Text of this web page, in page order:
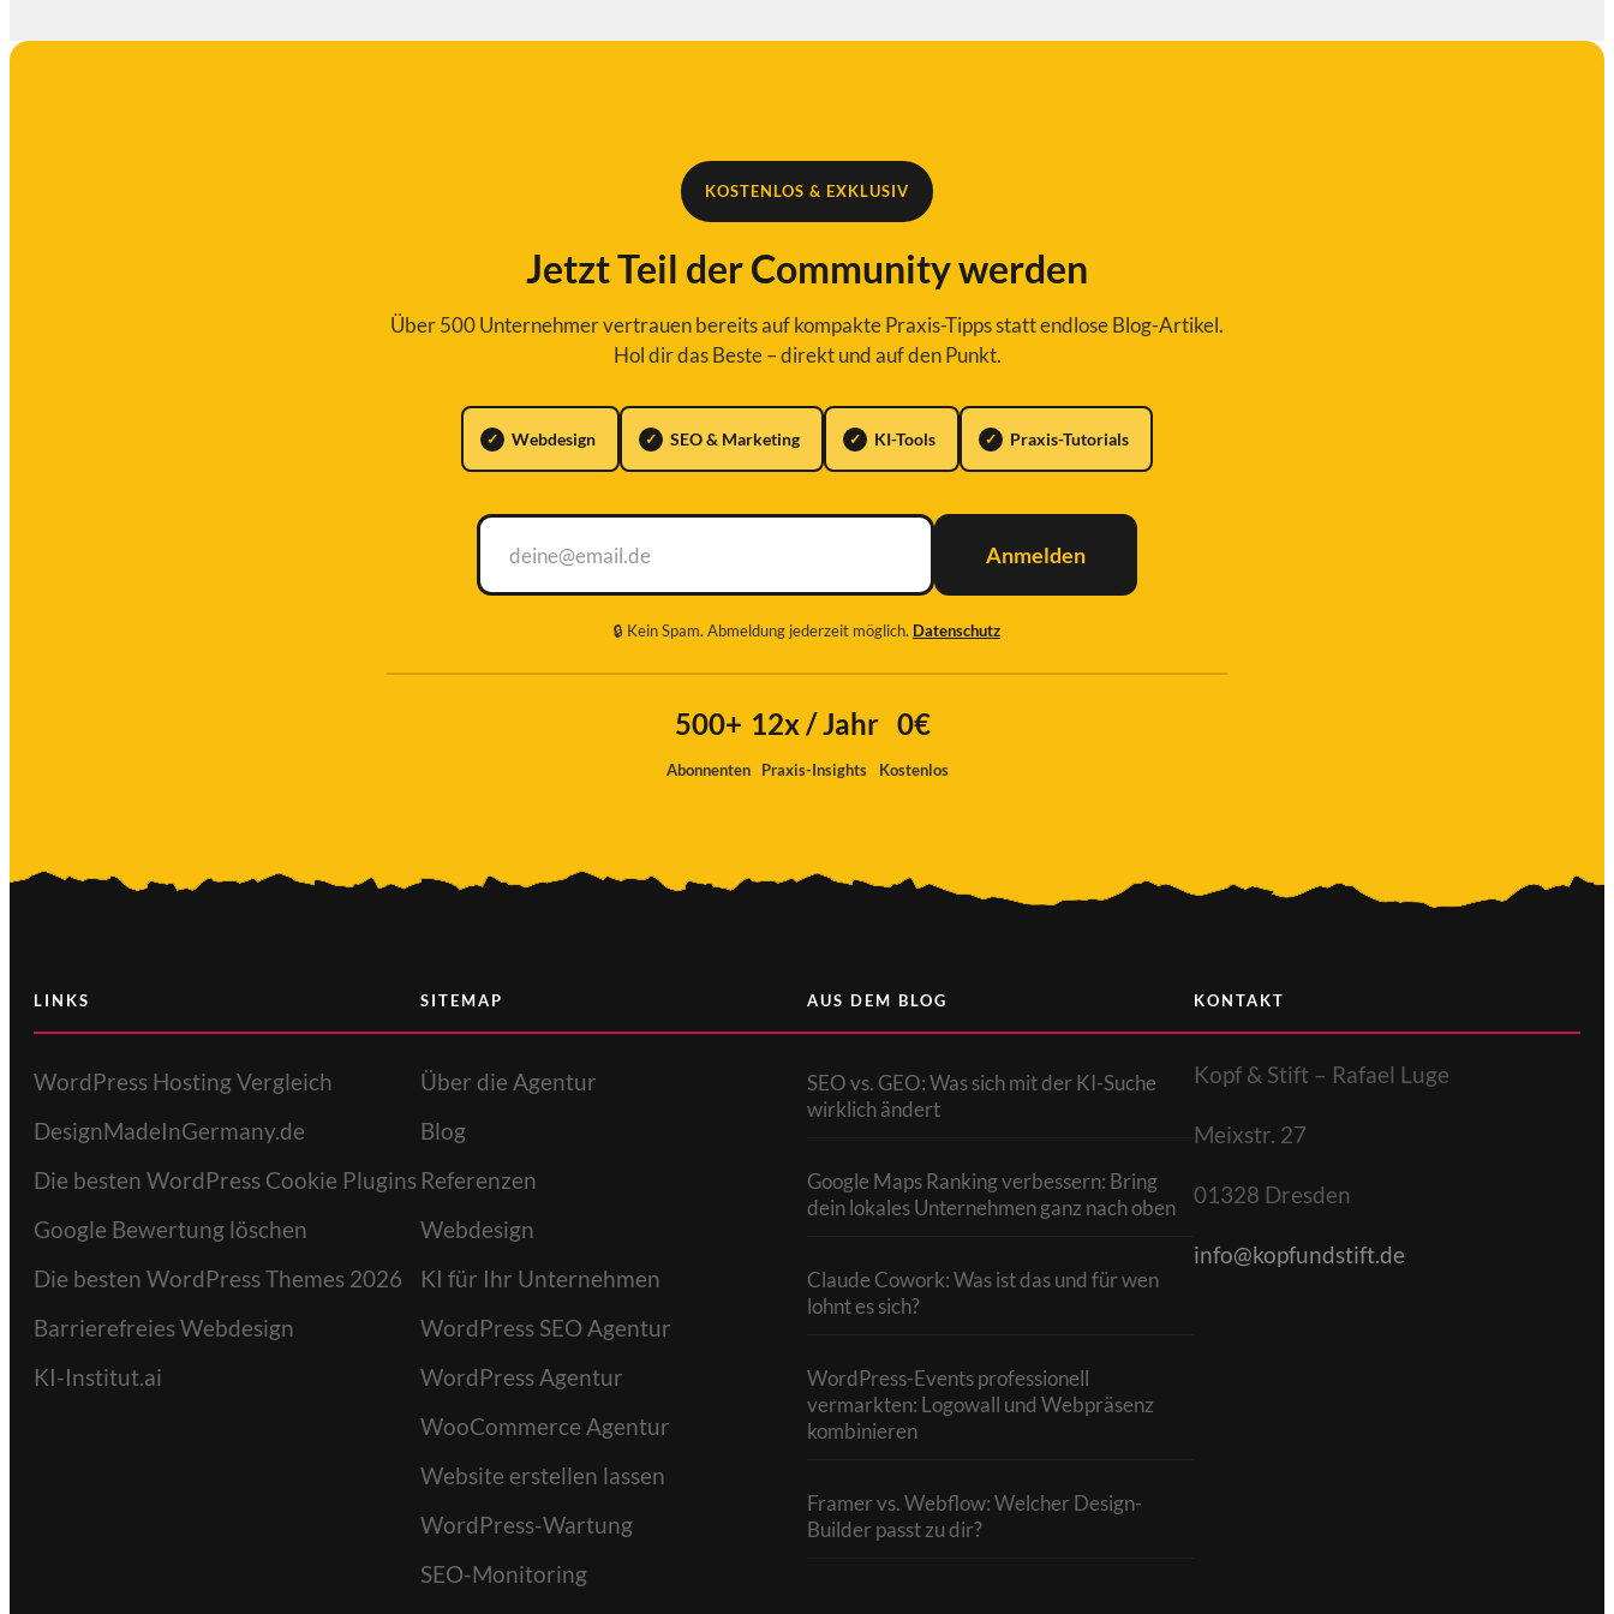
KOSTENLOS & EXKLUSIV
Jetzt Teil der Community werden
Über 500 Unternehmer vertrauen bereits auf kompakte Praxis-Tipps statt endlose Blog-Artikel.
Hol dir das Beste – direkt und auf den Punkt.
Webdesign SEO & Marketing KI-Tools Praxis-Tutorials
Anmelden
Ich
🔒 Kein Spam. Abmeldung jederzeit möglich. Datenschutz
500+
Abonnenten
12x / Jahr
Praxis-Insights
0€
Kostenlos
LINKS
WordPress Hosting Vergleich
DesignMadeInGermany.de
Die besten WordPress Cookie Plugins
Google Bewertung löschen
Die besten WordPress Themes 2026
Barrierefreies Webdesign
KI-Institut.ai
SITEMAP
Über die Agentur
Blog
Referenzen
Webdesign
KI für Ihr Unternehmen
WordPress SEO Agentur
WordPress Agentur
WooCommerce Agentur
Website erstellen lassen
WordPress-Wartung
SEO-Monitoring
AUS DEM BLOG
SEO vs. GEO: Was sich mit der KI-Suche
wirklich ändert
Google Maps Ranking verbessern: Bring
dein lokales Unternehmen ganz nach oben
Claude Cowork: Was ist das und für wen
lohnt es sich?
WordPress-Events professionell
vermarkten: Logowall und Webpräsenz
kombinieren
Framer vs. Webflow: Welcher Design-
Builder passt zu dir?
KONTAKT
Kopf & Stift – Rafael Luge
Meixstr. 27
01328 Dresden
info@kopfundstift.de